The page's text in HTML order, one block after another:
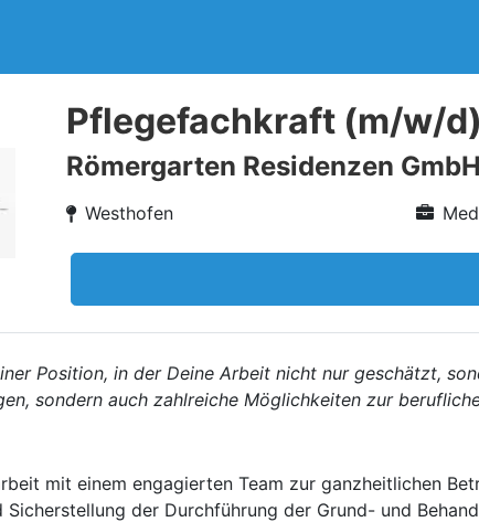
Pflegefachkraft (m/w/d)
Römergarten Residenzen GmbH
Westhofen
Position, in der Deine Arbeit nicht nur geschätzt,
sondern auch zahlreiche Möglichkeiten zur
mit einem engagierten Team zur ganzheitlichen
Sicherstellung der Durchführung der Grund- und